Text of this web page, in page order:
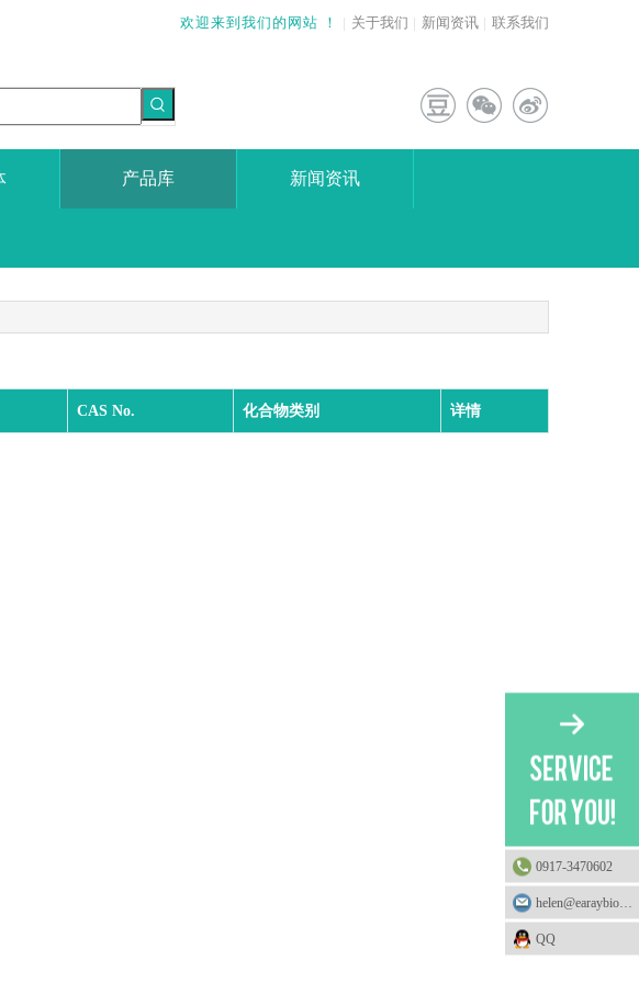
欢迎来到我们的网站 ！ | 关于我们 | 新闻资讯 | 联系我们
产品库 新闻资讯
CAS No. 化合物类别 详情
0917-3470602
QQ